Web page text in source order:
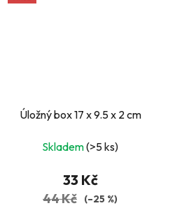
Úložný box 17 x 9.5 x 2 cm
Skladem(>5 ks)
33 Kč
44 Kč (–25 %)